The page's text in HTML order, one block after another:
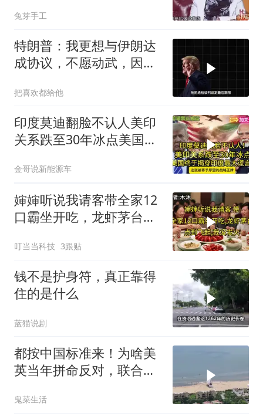
兔芽手工
特朗普：我更想与伊朗达
成协议，不愿动武，因为
把喜欢都给他
印度莫迪翻脸不认人美印
关系跌至30年冰点美国终
金哥说新能源车
婶婶听说我请客带全家12
口霸坐开吃，龙虾茅台点
叮当当科技 3跟贴
钱不是护身符，真正靠得
住的是什么
蓝猫说剧
都按中国标准来！为啥美
英当年拼命反对，联合国
鬼菜生活